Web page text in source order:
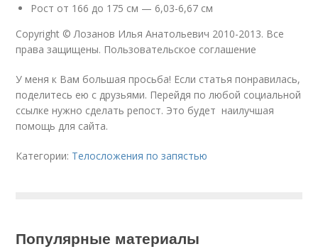
Рост от 166 до 175 см — 6,03-6,67 см
Copyright © Лозанов Илья Анатольевич 2010-2013. Все
права защищены. Пользовательское соглашение
У меня к Вам большая просьба! Если статья понравилась,
поделитесь ею с друзьями. Перейдя по любой социальной
ссылке нужно сделать репост. Это будет наилучшая
помощь для сайта.
Категории: Телосложения по запястью
Популярные материалы